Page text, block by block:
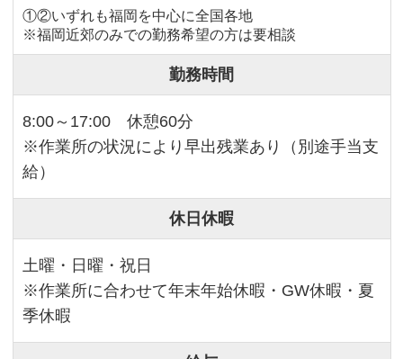
①②いずれも福岡を中心に全国各地
※福岡近郊のみでの勤務希望の方は要相談
勤務時間
8:00～17:00 休憩60分
※作業所の状況により早出残業あり（別途手当支
給）
休日休暇
土曜・日曜・祝日
※作業所に合わせて年末年始休暇・GW休暇・夏
季休暇